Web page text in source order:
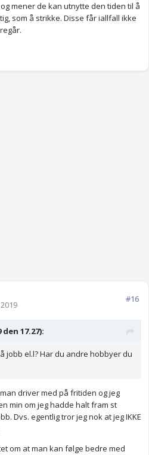
mener de kan utnytte den tiden til å
som å strikke. Disse får iallfall ikke
#16
den 17.27):
jobb el.l? Har du andre hobbyer du
driver med på fritiden og jeg
min om jeg hadde halt fram st
Dvs. egentlig tror jeg nok at jeg IKKE
om at man kan følge bedre med